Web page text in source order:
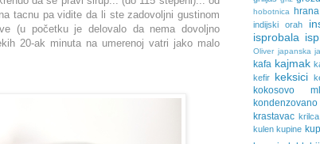
tacnu pa vidite da li ste zadovoljni gustinom
(u početku je delovalo da nema dovoljno
20-ak minuta na umerenoj vatri jako malo
hobotnica
indijski orah
isprobala
Oliver japanska
kafa kajmak
kefir keksici
kokosovo
krastavac krilca
kulen kupine